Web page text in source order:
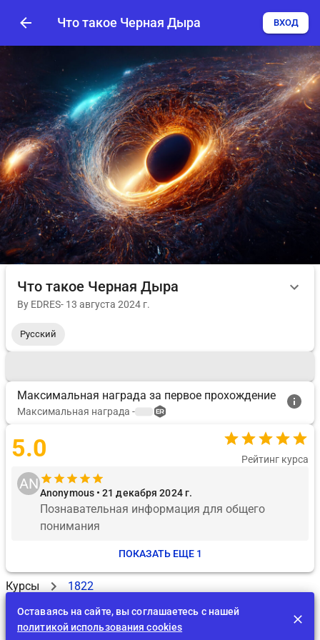
Что такое Черная Дыра ВХОД
Что такое Черная Дыра
By EDRES- 13 августа 2024 г.
Русский
Максимальная награда за первое прохождение
Максимальная награда -
5.0 Рейтинг курса
AN
Anonymous • 21 декабря 2024 г.
Познавательная информация для общего
понимания
ПОКАЗАТЬ ЕЩЕ 1
Курсы 1822
Оставаясь на сайте, вы соглашаетесь с нашей
политикой использования cookies